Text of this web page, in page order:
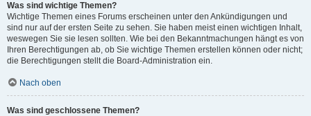
Was sind wichtige Themen?
Wichtige Themen eines Forums erscheinen unter den Ankündigungen und
sind nur auf der ersten Seite zu sehen. Sie haben meist einen wichtigen Inhalt,
weswegen Sie sie lesen sollten. Wie bei den Bekanntmachungen hängt es von
Ihren Berechtigungen ab, ob Sie wichtige Themen erstellen können oder nicht;
die Berechtigungen stellt die Board-Administration ein.
Nach oben
Was sind geschlossene Themen?